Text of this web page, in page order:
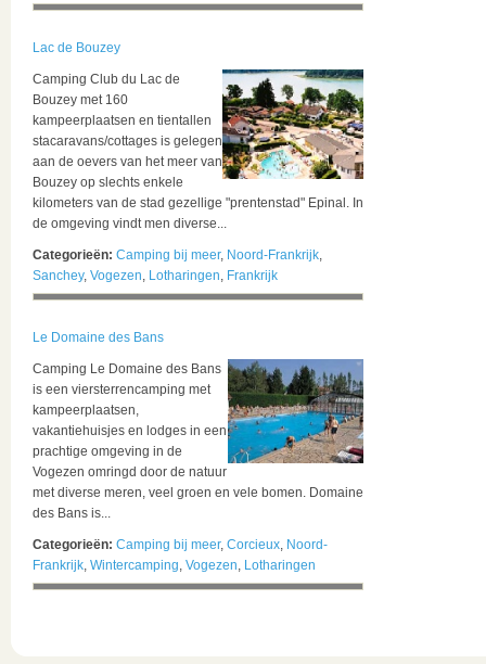
Lac de Bouzey
Camping Club du Lac de
Bouzey met 160
kampeerplaatsen en tientallen
stacaravans/cottages is gelegen
aan de oevers van het meer van
Bouzey op slechts enkele
kilometers van de stad gezellige "prentenstad" Epinal. In
de omgeving vindt men diverse...
Categorieën: Camping bij meer, Noord-Frankrijk,
Sanchey, Vogezen, Lotharingen, Frankrijk
Le Domaine des Bans
Camping Le Domaine des Bans
is een viersterrencamping met
kampeerplaatsen,
vakantiehuisjes en lodges in een
prachtige omgeving in de
Vogezen omringd door de natuur
met diverse meren, veel groen en vele bomen. Domaine
des Bans is...
Categorieën: Camping bij meer, Corcieux, Noord-
Frankrijk, Wintercamping, Vogezen, Lotharingen